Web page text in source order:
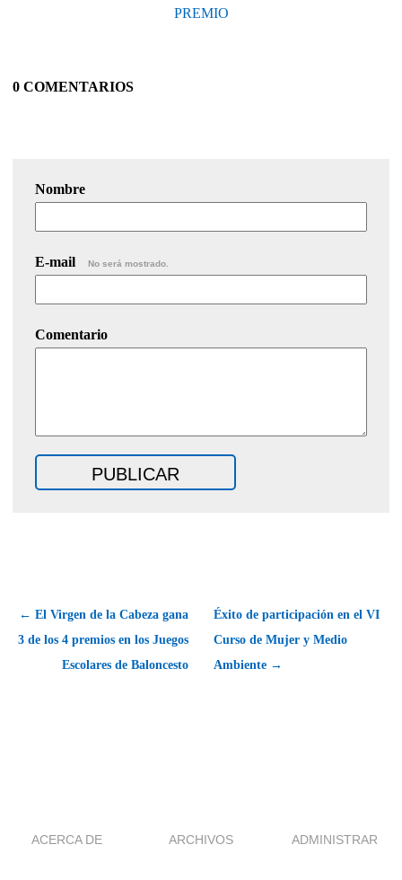
PREMIO
0 COMENTARIOS
Nombre
E-mail No será mostrado.
Comentario
← El Virgen de la Cabeza gana
3 de los 4 premios en los Juegos
Escolares de Baloncesto
Éxito de participación en el VI
Curso de Mujer y Medio
Ambiente →
ACERCA DE ARCHIVOS ADMINISTRAR